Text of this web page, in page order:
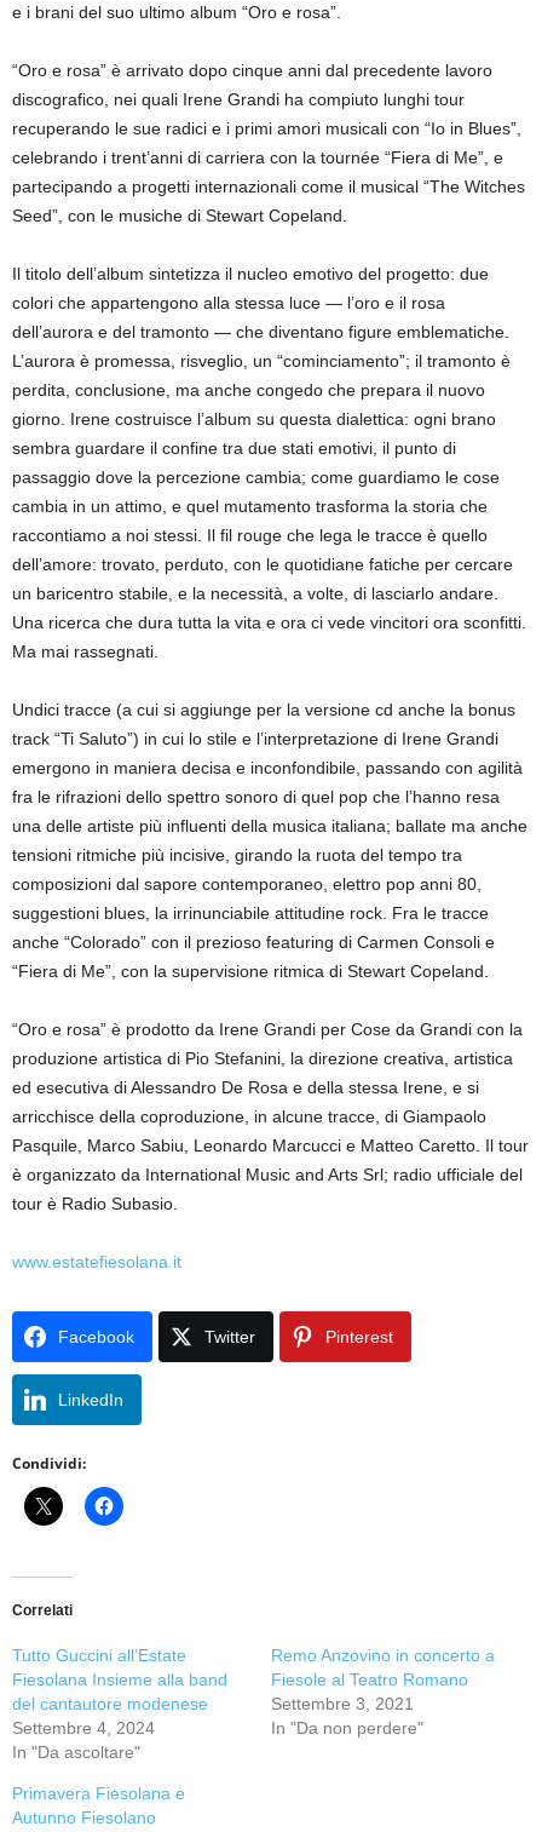
e i brani del suo ultimo album “Oro e rosa”.
“Oro e rosa” è arrivato dopo cinque anni dal precedente lavoro
discografico, nei quali Irene Grandi ha compiuto lunghi tour
recuperando le sue radici e i primi amori musicali con “Io in Blues”,
celebrando i trent’anni di carriera con la tournée “Fiera di Me”, e
partecipando a progetti internazionali come il musical “The Witches
Seed”, con le musiche di Stewart Copeland.
Il titolo dell’album sintetizza il nucleo emotivo del progetto: due
colori che appartengono alla stessa luce — l’oro e il rosa
dell’aurora e del tramonto — che diventano figure emblematiche.
L’aurora è promessa, risveglio, un “cominciamento”; il tramonto è
perdita, conclusione, ma anche congedo che prepara il nuovo
giorno. Irene costruisce l’album su questa dialettica: ogni brano
sembra guardare il confine tra due stati emotivi, il punto di
passaggio dove la percezione cambia; come guardiamo le cose
cambia in un attimo, e quel mutamento trasforma la storia che
raccontiamo a noi stessi. Il fil rouge che lega le tracce è quello
dell’amore: trovato, perduto, con le quotidiane fatiche per cercare
un baricentro stabile, e la necessità, a volte, di lasciarlo andare.
Una ricerca che dura tutta la vita e ora ci vede vincitori ora sconfitti.
Ma mai rassegnati.
Undici tracce (a cui si aggiunge per la versione cd anche la bonus
track “Ti Saluto”) in cui lo stile e l’interpretazione di Irene Grandi
emergono in maniera decisa e inconfondibile, passando con agilità
fra le rifrazioni dello spettro sonoro di quel pop che l’hanno resa
una delle artiste più influenti della musica italiana; ballate ma anche
tensioni ritmiche più incisive, girando la ruota del tempo tra
composizioni dal sapore contemporaneo, elettro pop anni 80,
suggestioni blues, la irrinunciabile attitudine rock. Fra le tracce
anche “Colorado” con il prezioso featuring di Carmen Consoli e
“Fiera di Me”, con la supervisione ritmica di Stewart Copeland.
“Oro e rosa” è prodotto da Irene Grandi per Cose da Grandi con la
produzione artistica di Pio Stefanini, la direzione creativa, artistica
ed esecutiva di Alessandro De Rosa e della stessa Irene, e si
arricchisce della coproduzione, in alcune tracce, di Giampaolo
Pasquile, Marco Sabiu, Leonardo Marcucci e Matteo Caretto. Il tour
è organizzato da International Music and Arts Srl; radio ufficiale del
tour è Radio Subasio.
www.estatefiesolana.it
Facebook Twitter Pinterest
LinkedIn
Condividi:
Correlati
Tutto Guccini all’Estate
Fiesolana Insieme alla band
del cantautore modenese
Settembre 4, 2024
In "Da ascoltare"
Remo Anzovino in concerto a
Fiesole al Teatro Romano
Settembre 3, 2021
In "Da non perdere"
Primavera Fiesolana e
Autunno Fiesolano